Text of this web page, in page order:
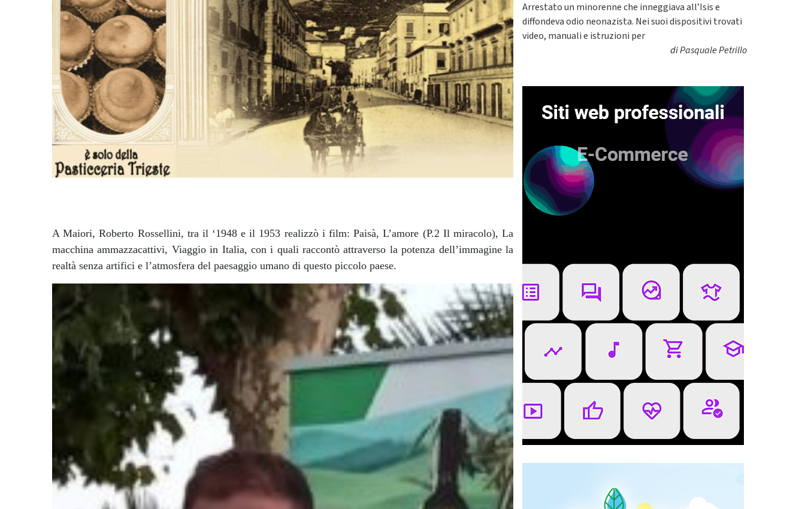
A Maiori, Roberto Rossellini, tra il ‘1948 e il 1953 realizzò i film: Paisà, L’amore (P.2 Il miracolo), La
macchina ammazzacattivi, Viaggio in Italia, con i quali raccontò attraverso la potenza dell’immagine la
realtà senza artifici e l’atmosfera del paesaggio umano di questo piccolo paese.
Arrestato un minorenne che inneggiava all’Isis e
diffondeva odio neonazista. Nei suoi dispositivi trovati
video, manuali e istruzioni per
diPasquale Petrillo